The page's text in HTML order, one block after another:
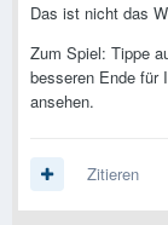
Das ist nicht das
Zum Spiel: Tippe
besseren Ende für
ansehen.
Zitieren